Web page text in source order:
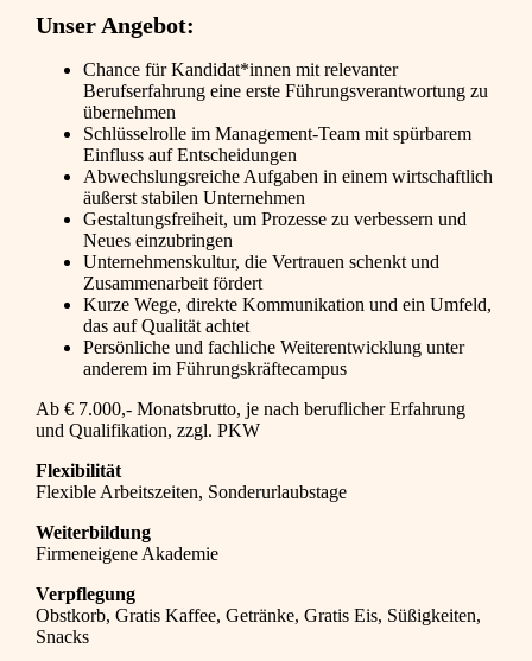
Unser Angebot:
Chance für Kandidat*innen mit relevanter
Berufserfahrung eine erste Führungsverantwortung zu
übernehmen
Schlüsselrolle im Management-Team mit spürbarem
Einfluss auf Entscheidungen
Abwechslungsreiche Aufgaben in einem wirtschaftlich
äußerst stabilen Unternehmen
Gestaltungsfreiheit, um Prozesse zu verbessern und
Neues einzubringen
Unternehmenskultur, die Vertrauen schenkt und
Zusammenarbeit fördert
Kurze Wege, direkte Kommunikation und ein Umfeld,
das auf Qualität achtet
Persönliche und fachliche Weiterentwicklung unter
anderem im Führungskräftecampus
Ab € 7.000,- Monatsbrutto, je nach beruflicher Erfahrung
und Qualifikation, zzgl. PKW
Flexibilität
Flexible Arbeitszeiten, Sonderurlaubstage
Weiterbildung
Firmeneigene Akademie
Verpflegung
Obstkorb, Gratis Kaffee, Getränke, Gratis Eis, Süßigkeiten,
Snacks